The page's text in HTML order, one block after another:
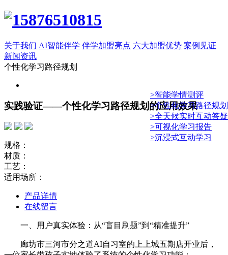
关于我们 AI智能伴学 伴学加盟亮点 六大加盟优势 案例见证
新闻资讯
个性化学习路径规划
>智能学情测评
>个性化学习路径规划
>全天候实时互动答疑
>可视化学习报告
>沉浸式互动学习
实践验证——个性化学习路径规划的应用效果
规格：
材质：
工艺：
适用场所：
产品详情
在线留言
一、用户真实体验：从“盲目刷题”到“精准提升”
廊坊市三河市分之道AI自习室的上上城五期店开业后，